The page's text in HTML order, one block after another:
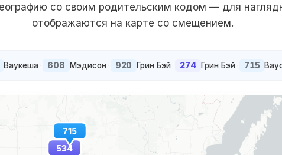
со своим родительским кодом — для
отображаются на карте со смещением.
Ваукеша 608 Мэдисон 920 Грин Бэй 274 Грин Бэй 715
715
534